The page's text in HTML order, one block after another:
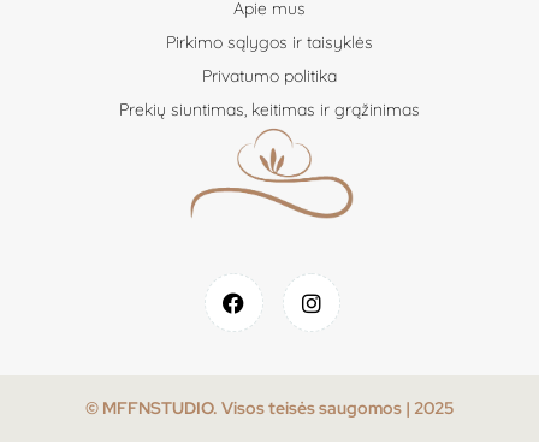
Apie mus
Pirkimo sąlygos ir taisyklės
Privatumo politika
Prekių siuntimas, keitimas ir grąžinimas
© MFFNSTUDIO. Visos teisės saugomos | 2025